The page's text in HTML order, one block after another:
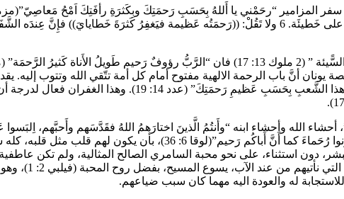
يونان أنَّ باب الرحمة الالهية مفتوح أمام كل أمة تتّقي الله وتتوب
مديون يبرئه الله من دينه بالصفح عنه كما جاء في تشفع موسى لشعبه “اغفِرْ
الله وأحشاء ابنه “وأَنتُمُ الَّذينَ اختارَهمُ اللهُ فقَدَّسَهم وأَحبَّهم،
والصَّبْر”(قولسي 3: 12). فإن على أبناء الله جميعهم أن يقتدوا بأبيهم السماوي
ضالاًّ فوُجِد”(لوقا 15: 31)، أي نحو جميع بني البشر، دون استثناء، على نحو محبة السامري الصالح
الرحيم (لوقا 10: 33).
له والعودة اليه مهما كان سبب ضياعهم.